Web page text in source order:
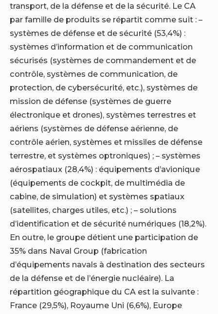
transport, de la défense et de la sécurité. Le CA
par famille de produits se répartit comme suit : –
systèmes de défense et de sécurité (53,4%) :
systèmes d’information et de communication
sécurisés (systèmes de commandement et de
contrôle, systèmes de communication, de
protection, de cybersécurité, etc.), systèmes de
mission de défense (systèmes de guerre
électronique et drones), systèmes terrestres et
aériens (systèmes de défense aérienne, de
contrôle aérien, systèmes et missiles de défense
terrestre, et systèmes optroniques) ; – systèmes
aérospatiaux (28,4%) : équipements d’avionique
(équipements de cockpit, de multimédia de
cabine, de simulation) et systèmes spatiaux
(satellites, charges utiles, etc.) ; – solutions
d’identification et de sécurité numériques (18,2%).
En outre, le groupe détient une participation de
35% dans Naval Group (fabrication
d’équipements navals à destination des secteurs
de la défense et de l’énergie nucléaire). La
répartition géographique du CA est la suivante :
France (29,5%), Royaume Uni (6,6%), Europe